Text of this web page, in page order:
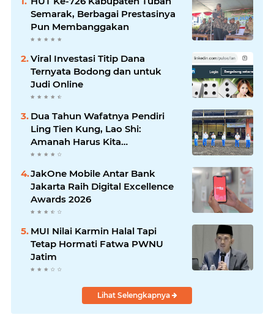
Semarak, Berbagai Prestasinya
Pun Membanggakan
Viral Investasi Titip Dana
Ternyata Bodong dan untuk
Judi Online
Dua Tahun Wafatnya Pendiri
Ling Tien Kung, Lao Shi:
Amanah Harus Kita
Laksanakan!
JakOne Mobile Antar Bank
Jakarta Raih Digital Excellence
Awards 2026
MUI Nilai Karmin Halal Tapi
Tetap Hormati Fatwa PWNU
Jatim
Lihat Selengkapnya